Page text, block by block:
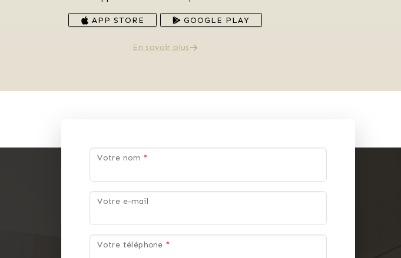
APP STORE GOOGLE PLAY
En savoir plus
Votre nom *
Votre e-mail
Votre téléphone *